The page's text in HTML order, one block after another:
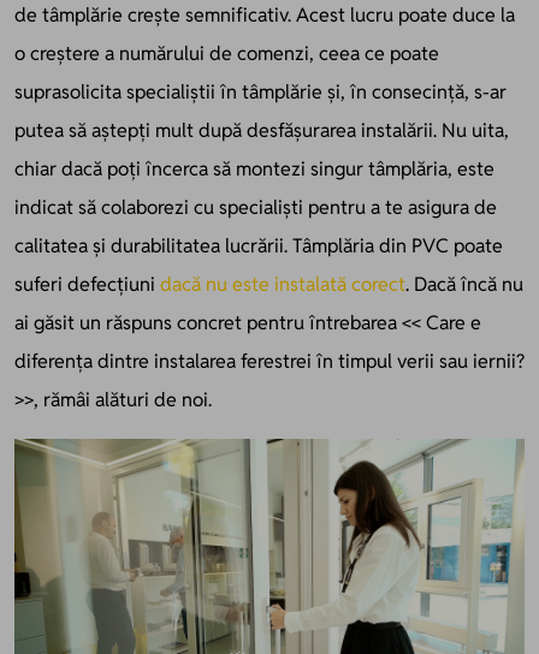
de tâmplărie crește semnificativ. Acest lucru poate duce la
o creștere a numărului de comenzi, ceea ce poate
suprasolicita specialiștii în tâmplărie și, în consecință, s-ar
putea să aștepți mult după desfășurarea instalării. Nu uita,
chiar dacă poți încerca să montezi singur tâmplăria, este
indicat să colaborezi cu specialiști pentru a te asigura de
calitatea și durabilitatea lucrării. Tâmplăria din PVC poate
suferi defecțiuni dacă nu este instalată corect. Dacă încă nu
ai găsit un răspuns concret pentru întrebarea << Care e
diferența dintre instalarea ferestrei în timpul verii sau iernii?
>>, rămâi alături de noi.